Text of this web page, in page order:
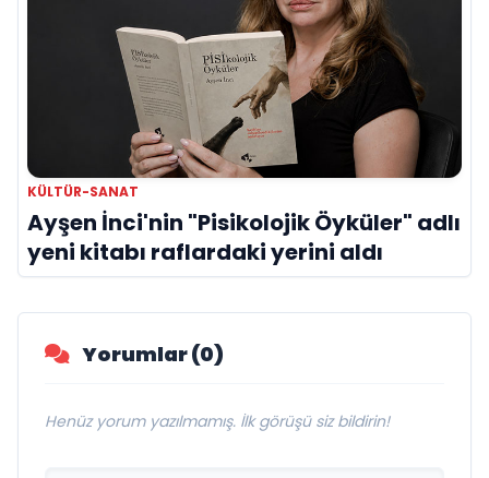
KÜLTÜR-SANAT
Ayşen İnci'nin "Pisikolojik Öyküler" adlı
yeni kitabı raflardaki yerini aldı
Yorumlar (0)
Henüz yorum yazılmamış. İlk görüşü siz bildirin!